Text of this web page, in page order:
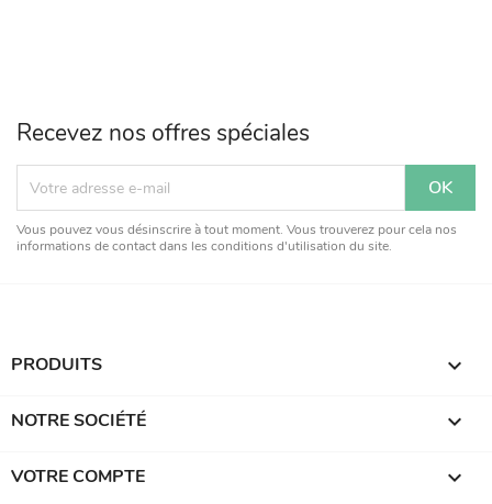
Recevez nos offres spéciales
Vous pouvez vous désinscrire à tout moment. Vous trouverez pour cela nos
informations de contact dans les conditions d'utilisation du site.
PRODUITS 
NOTRE SOCIÉTÉ 
VOTRE COMPTE 